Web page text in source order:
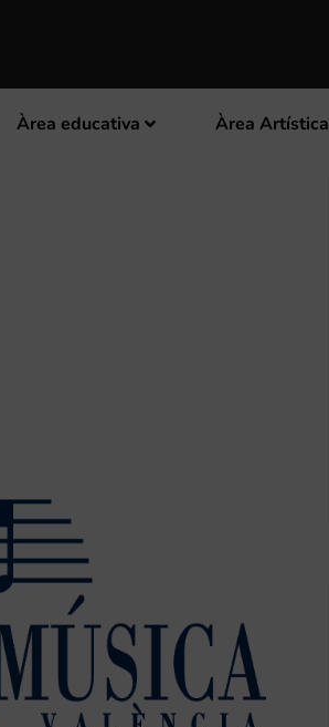
Àrea educativa Àrea Artística